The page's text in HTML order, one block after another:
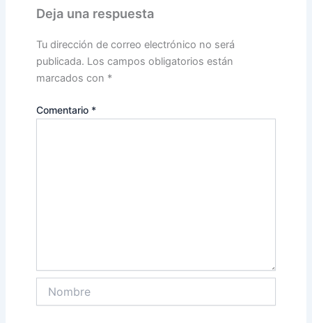
Deja una respuesta
Tu dirección de correo electrónico no será
publicada. Los campos obligatorios están
marcados con *
Comentario *